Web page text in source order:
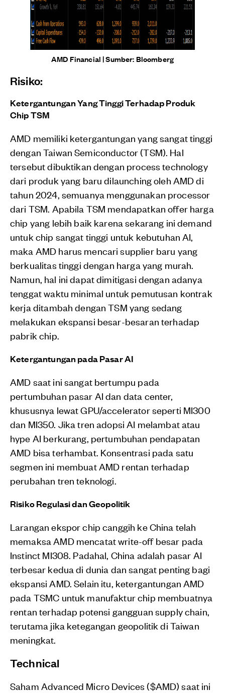
AMD Financial | Sumber: Bloomberg
Risiko:
Ketergantungan Yang Tinggi Terhadap Produk
Chip TSM
AMD memiliki ketergantungan yang sangat tinggi
dengan Taiwan Semiconductor (TSM). Hal
tersebut dibuktikan dengan process technology
dari produk yang baru dilaunching oleh AMD di
tahun 2024, semuanya menggunakan processor
dari TSM. Apabila TSM mendapatkan offer harga
chip yang lebih baik karena sekarang ini demand
untuk chip sangat tinggi untuk kebutuhan AI,
maka AMD harus mencari supplier baru yang
berkualitas tinggi dengan harga yang murah.
Namun, hal ini dapat dimitigasi dengan adanya
tenggat waktu minimal untuk pemutusan kontrak
kerja ditambah dengan TSM yang sedang
melakukan ekspansi besar-besaran terhadap
pabrik chip.
Ketergantungan pada Pasar AI
AMD saat ini sangat bertumpu pada
pertumbuhan pasar AI dan data center,
khususnya lewat GPU/accelerator seperti MI300
dan MI350. Jika tren adopsi AI melambat atau
hype AI berkurang, pertumbuhan pendapatan
AMD bisa terhambat. Konsentrasi pada satu
segmen ini membuat AMD rentan terhadap
perubahan tren teknologi.
Risiko Regulasi dan Geopolitik
Larangan ekspor chip canggih ke China telah
memaksa AMD mencatat write-off besar pada
Instinct MI308. Padahal, China adalah pasar AI
terbesar kedua di dunia dan sangat penting bagi
ekspansi AMD. Selain itu, ketergantungan AMD
pada TSMC untuk manufaktur chip membuatnya
rentan terhadap potensi gangguan supply chain,
terutama jika ketegangan geopolitik di Taiwan
meningkat.
Technical
Saham Advanced Micro Devices ($AMD) saat ini